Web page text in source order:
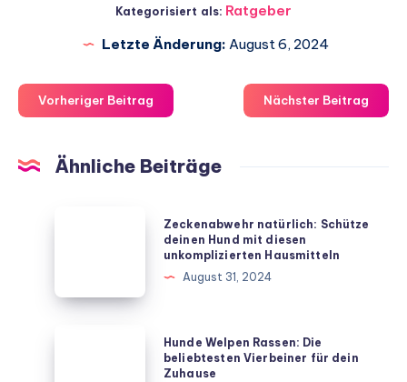
Kategorisiert als: Ratgeber
Letzte Änderung: August 6, 2024
Vorheriger Beitrag Nächster Beitrag
Ähnliche Beiträge
Hund
Zeckenabwehr natürlich: Schütze
deinen Hund mit diesen
unkomplizierten Hausmitteln
August 31, 2024
Hunde Welpen Rassen: Die
beliebtesten Vierbeiner für dein
Zuhause